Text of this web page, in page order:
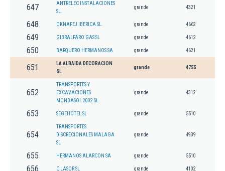
647
ANTRELEC INSTALACIONES
SL.
grande 4321
648 OKNAFEJ IBERICA SL. grande 4662
649 GIBRALFARO GAS SL grande 4612
650 BARQUERO HERMANOS SA grande 4621
651
LA ALBAIDA DECORACION
SL
grande 4755
652
TRANSPORTES Y
EXCAVACIONES
MONDASOL 2002 SL
grande 4312
653 SEGEHOTEL SL grande 5510
654
TRANSPORTES
DISCRECIONALES MALAGA
SL
grande 4939
655 HERMANOS ALARCON SA grande 5510
656 C LASOR SL grande 4102